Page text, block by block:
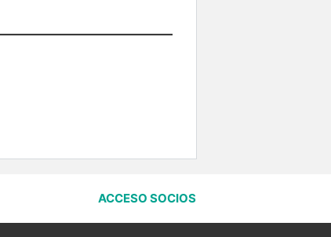
ACCESO SOCIOS